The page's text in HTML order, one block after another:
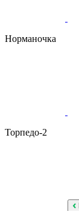
Норманочка
Торпедо-2